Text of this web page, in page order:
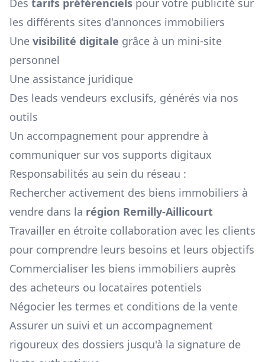
Des tarifs préférenciels pour votre publicité sur
les différents sites d'annonces immobiliers
Une visibilité digitale grâce à un mini-site
personnel
Une assistance juridique
Des leads vendeurs exclusifs, générés via nos
outils
Un accompagnement pour apprendre à
communiquer sur vos supports digitaux
Responsabilités au sein du réseau :
Rechercher activement des biens immobiliers à
vendre dans la région Remilly-Aillicourt
Travailler en étroite collaboration avec les clients
pour comprendre leurs besoins et leurs objectifs
Commercialiser les biens immobiliers auprès
des acheteurs ou locataires potentiels
Négocier les termes et conditions de la vente
Assurer un suivi et un accompagnement
rigoureux des dossiers jusqu'à la signature de